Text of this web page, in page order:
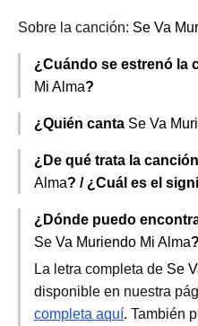
Sobre la canción: Se Va
¿Cuándo se estrenó la
Mi Alma?
¿Quién canta Se Va
¿De qué trata la canción
Alma? / ¿Cuál es el
¿Dónde puedo
Se Va Muriendo Mi Alma?
La letra completa de Se
disponible en nuestra
completa aquí. También